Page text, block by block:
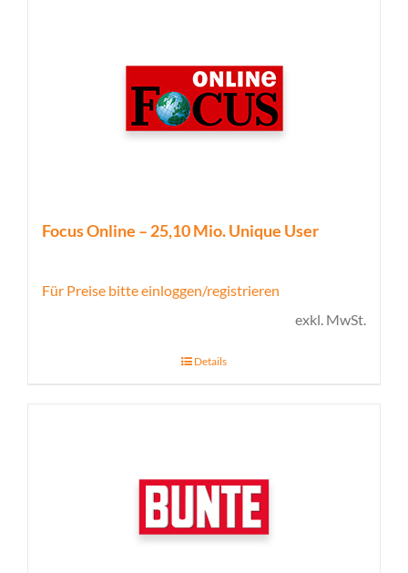
Focus Online – 25,10 Mio. Unique User
Für Preise bitte einloggen/registrieren
exkl. MwSt.
Details